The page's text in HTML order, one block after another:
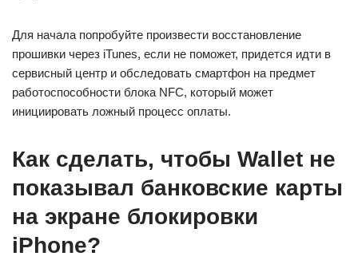
Для начала попробуйте произвести восстановление
прошивки через iTunes, если не поможет, придется идти в
сервисный центр и обследовать смартфон на предмет
работоспособности блока NFC, который может
инициировать ложный процесс оплаты.
Как сделать, чтобы Wallet не
показывал банковские карты
на экране блокировки
iPhone?